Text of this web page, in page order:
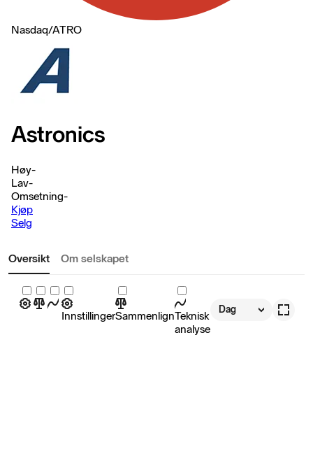
Nasdaq/ATRO
Astronics
Høy-
Lav-
Omsetning-
Kjøp
Selg
Oversikt Om selskapet
InnstillingerSammenlignTeknisk
analyse
Dag